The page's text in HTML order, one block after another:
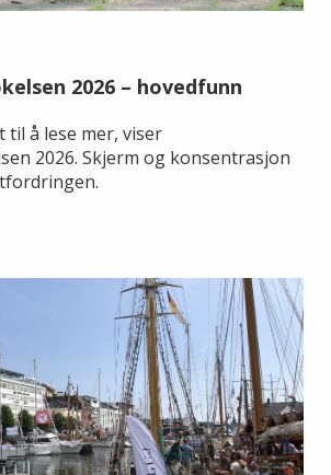
2026 – hovedfunn
til å lese mer, viser
2026. Skjerm og konsentrasjon